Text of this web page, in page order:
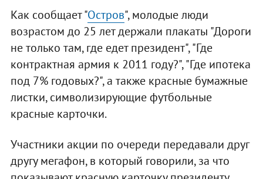
Как сообщает "Остров", молодые люди
возрастом до 25 лет держали плакаты "Дороги
не только там, где едет президент", "Где
контрактная армия к 2011 году?", "Где ипотека
под 7% годовых?", а также красные бумажные
листки, символизирующие футбольные
красные карточки.
Участники акции по очереди передавали друг
другу мегафон, в который говорили, за что